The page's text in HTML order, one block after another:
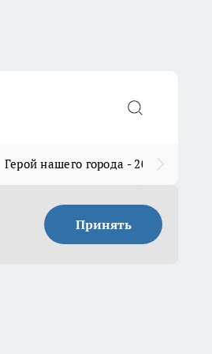
Герой нашего города - 2025
Принять